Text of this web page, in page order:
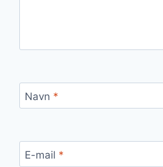
Navn *
E-mail *